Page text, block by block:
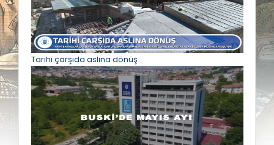
Tarihi çarşıda aslına dönüş